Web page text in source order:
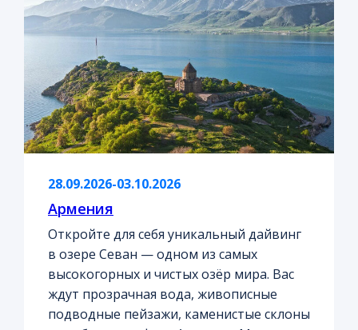
28.09.2026-03.10.2026
Армения
Откройте для себя уникальный дайвинг
в озере Севан — одном из самых
высокогорных и чистых озёр мира. Вас
ждут прозрачная вода, живописные
подводные пейзажи, каменистые склоны